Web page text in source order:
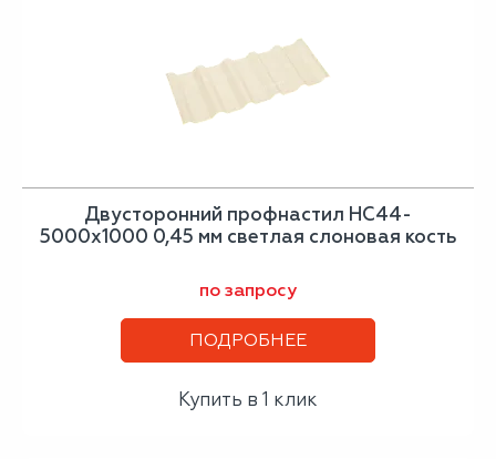
Двусторонний профнастил НС44-
5000х1000 0,45 мм светлая слоновая кость
по запросу
ПОДРОБНЕЕ
Купить в 1 клик